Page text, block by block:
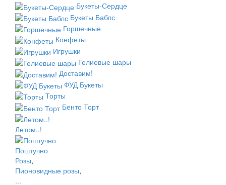
Букеты-Сердце
Букеты Баблс
Горшечные
Конфеты
Игрушки
Гелиевые шары
Доставим!
ФУД Букеты
Торты
Бенто Торт
Летом..!
Поштучно
Розы,
Пионовидные розы,
...